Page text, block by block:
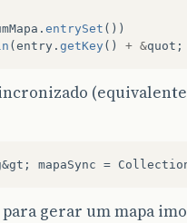
. entrySet ())
(entry . getKey () + &quot ;
gerar um mapa